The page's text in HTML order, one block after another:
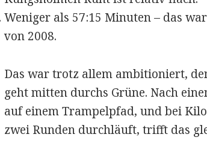
Weniger als 57:15 Minuten – das
von 2008.
Das war trotz allem ambitioniert,
geht mitten durchs Grüne. Nach
auf einem Trampelpfad, und bei
zwei Runden durchläuft, trifft das